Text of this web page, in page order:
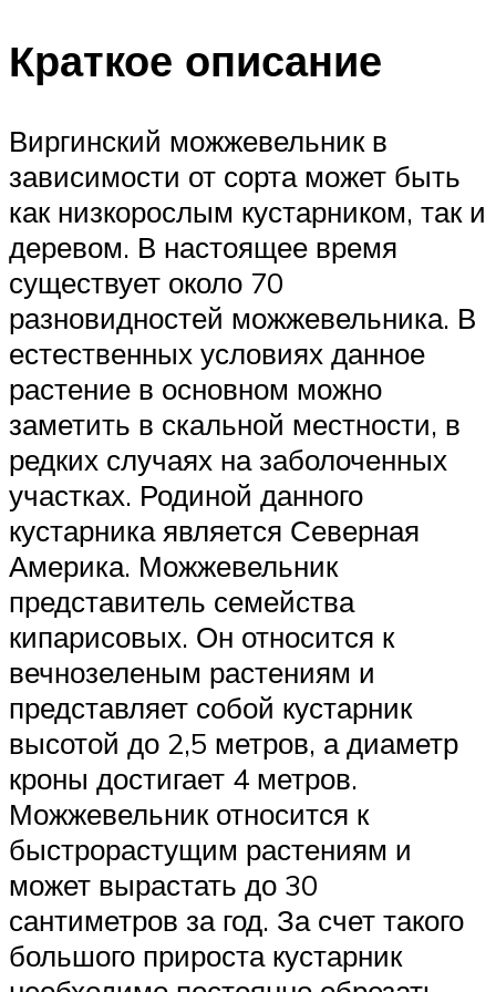
Краткое описание
Виргинский можжевельник в
зависимости от сорта может быть
как низкорослым кустарником, так и
деревом. В настоящее время
существует около 70
разновидностей можжевельника. В
естественных условиях данное
растение в основном можно
заметить в скальной местности, в
редких случаях на заболоченных
участках. Родиной данного
кустарника является Северная
Америка. Можжевельник
представитель семейства
кипарисовых. Он относится к
вечнозеленым растениям и
представляет собой кустарник
высотой до 2,5 метров, а диаметр
кроны достигает 4 метров.
Можжевельник относится к
быстрорастущим растениям и
может вырастать до 30
сантиметров за год. За счет такого
большого прироста кустарник